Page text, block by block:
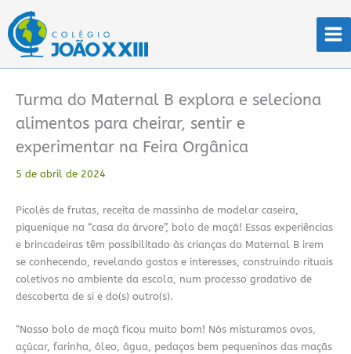
para
conteúdo
Turma do Maternal B explora e seleciona
alimentos para cheirar, sentir e
experimentar na Feira Orgânica
5 de abril de 2024
Picolés de frutas, receita de massinha de modelar caseira,
piquenique na “casa da árvore”, bolo de maçã! Essas experiências
e brincadeiras têm possibilitado às crianças do Maternal B irem
se conhecendo, revelando gostos e interesses, construindo rituais
coletivos no ambiente da escola, num processo gradativo de
descoberta de si e do(s) outro(s).
“Nosso bolo de maçã ficou muito bom! Nós misturamos ovos,
açúcar, farinha, óleo, água, pedaços bem pequeninos das maçãs